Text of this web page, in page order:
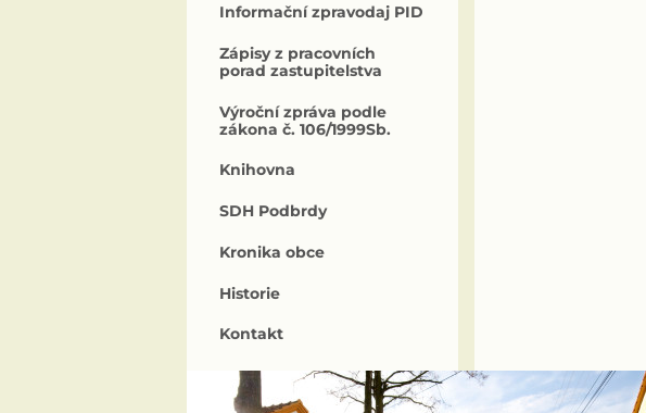
Informační zpravodaj PID
Zápisy z pracovních
porad zastupitelstva
Výroční zpráva podle
zákona č. 106/1999Sb.
Knihovna
SDH Podbrdy
Kronika obce
Historie
Kontakt